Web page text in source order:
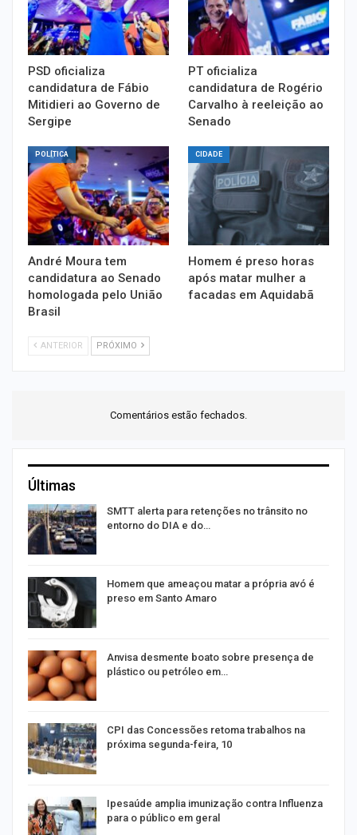
PSD oficializa
candidatura de Fábio
Mitidieri ao Governo de
Sergipe
PT oficializa
candidatura de Rogério
Carvalho à reeleição ao
Senado
POLÍTICA
André Moura tem
candidatura ao Senado
homologada pelo União
Brasil
CIDADE
Homem é preso horas
após matar mulher a
facadas em Aquidabã
ANTERIOR PRÓXIMO
Comentários estão fechados.
Últimas
SMTT alerta para retenções no trânsito no
entorno do DIA e do…
Homem que ameaçou matar a própria avó é
preso em Santo Amaro
Anvisa desmente boato sobre presença de
plástico ou petróleo em…
CPI das Concessões retoma trabalhos na
próxima segunda-feira, 10
Ipesaúde amplia imunização contra Influenza
para o público em geral